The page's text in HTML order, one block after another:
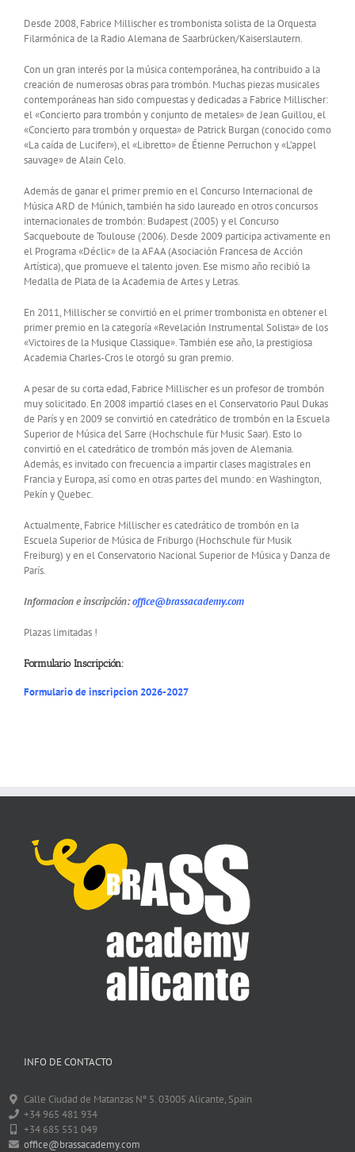
Desde 2008, Fabrice Millischer es trombonista solista de la Orquesta
Filarmónica de la Radio Alemana de Saarbrücken/Kaiserslautern.
Con un gran interés por la música contemporánea, ha contribuido a la
creación de numerosas obras para trombón. Muchas piezas musicales
contemporáneas han sido compuestas y dedicadas a Fabrice Millischer:
el «Concierto para trombón y conjunto de metales» de Jean Guillou, el
«Concierto para trombón y orquesta» de Patrick Burgan (conocido como
«La caída de Lucifer»), el «Libretto» de Étienne Perruchon y «L’appel
sauvage» de Alain Celo.
Además de ganar el primer premio en el Concurso Internacional de
Música ARD de Múnich, también ha sido laureado en otros concursos
internacionales de trombón: Budapest (2005) y el Concurso
Sacqueboute de Toulouse (2006). Desde 2009 participa activamente en
el Programa «Déclic» de la AFAA (Asociación Francesa de Acción
Artística), que promueve el talento joven. Ese mismo año recibió la
Medalla de Plata de la Academia de Artes y Letras.
En 2011, Millischer se convirtió en el primer trombonista en obtener el
primer premio en la categoría «Revelación Instrumental Solista» de los
«Victoires de la Musique Classique». También ese año, la prestigiosa
Academia Charles-Cros le otorgó su gran premio.
A pesar de su corta edad, Fabrice Millischer es un profesor de trombón
muy solicitado. En 2008 impartió clases en el Conservatorio Paul Dukas
de París y en 2009 se convirtió en catedrático de trombón en la Escuela
Superior de Música del Sarre (Hochschule für Music Saar). Esto lo
convirtió en el catedrático de trombón más joven de Alemania.
Además, es invitado con frecuencia a impartir clases magistrales en
Francia y Europa, así como en otras partes del mundo: en Washington,
Pekín y Quebec.
Actualmente, Fabrice Millischer es catedrático de trombón en la
Escuela Superior de Música de Friburgo (Hochschule für Musik
Freiburg) y en el Conservatorio Nacional Superior de Música y Danza de
París.
Informacion e inscripción:office@brassacademy.com
Plazas limitadas !
Formulario Inscripción:
Formulario de inscripcion 2026-2027
INFO DE CONTACTO
Calle Ciudad de Matanzas Nº 5. 03005 Alicante, Spain
+34 965 481 934
+34 685 551 049
office@brassacademy.com